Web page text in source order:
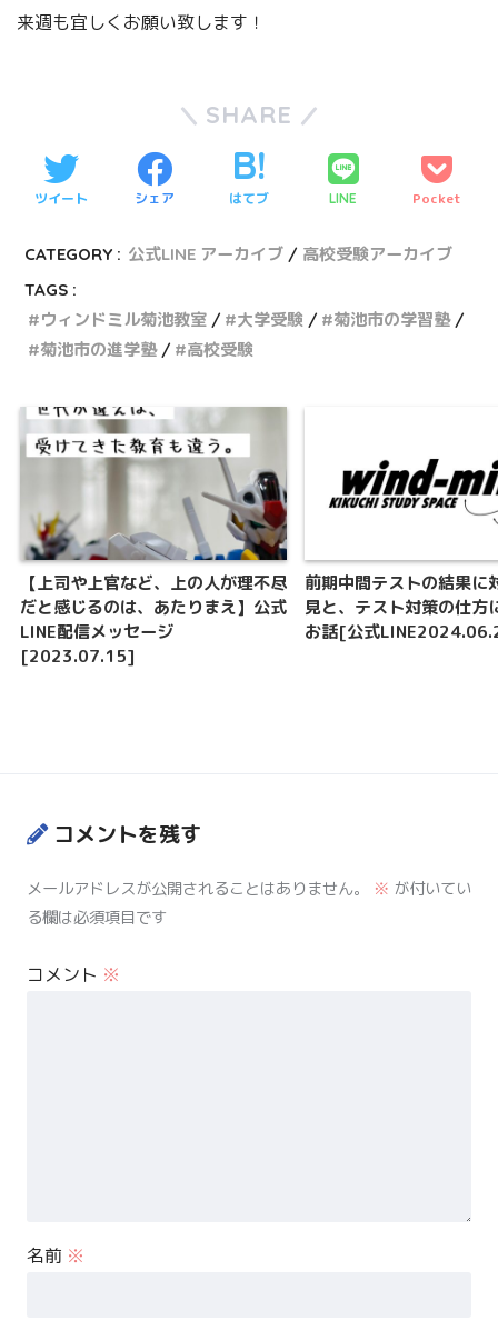
来週も宜しくお願い致します！
SHARE
ツイート シェア はてブ LINE Pocket
CATEGORY : 公式LINE アーカイブ
高校受験アーカイブ
TAGS :
ウィンドミル菊池教室
大学受験
菊池市の学習塾
菊池市の進学塾
高校受験
【上司や上官など、上の人が理不尽
だと感じるのは、あたりまえ】公式
LINE配信メッセージ
[2023.07.15]
前期中間テストの結果に
見と、テスト対策の仕方
お話[公式
コメントを残す
メールアドレスが公開されることはありません。 ※ が付いてい
る欄は必須項目です
コメント ※
名前 ※